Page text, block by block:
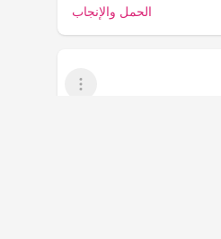
الحمل والإنجاب
عرض القائمة